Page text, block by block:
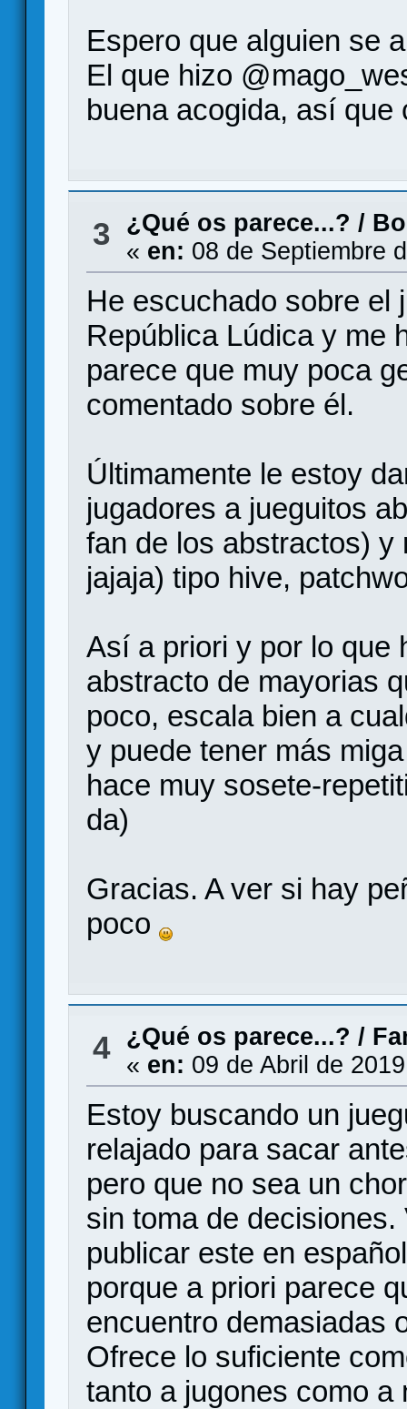
Espero que alguien se
El que hizo
buena acogida, así que
3 ¿Qué os parece...? /
« en: 08 de Septiembre
He escuchado sobre el
República Lúdica y me
parece que muy poca
comentado sobre él.
Últimamente le estoy
jugadores a jueguitos
fan de los abstractos)
jajaja) tipo hive,
Así a priori y por lo que
abstracto de mayorias
poco, escala bien a
y puede tener más
hace muy sosete-
da)
Gracias. A ver si hay
poco
4 ¿Qué os parece...? /
« en: 09 de Abril de
Estoy buscando un
relajado para sacar
pero que no sea un
sin toma de
publicar este en
porque a priori parece
encuentro demasiadas
Ofrece lo suficiente
tanto a jugones como a